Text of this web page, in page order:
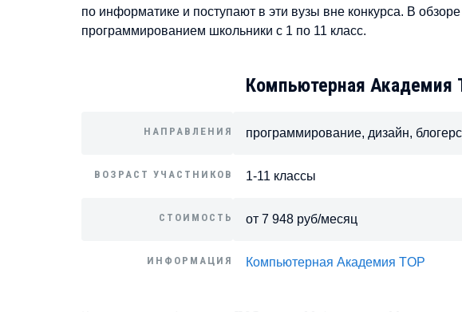
по информатике и поступают в эти вузы вне конкурса. В
программированием школьники с 1 по 11 класс.
Компьютерная Академия
НАПРАВЛЕНИЯ программирование, дизайн,
ВОЗРАСТ УЧАСТНИКОВ 1-11 классы
СТОИМОСТЬ от 7 948 руб/месяц
ИНФОРМАЦИЯ Компьютерная Академия TOP